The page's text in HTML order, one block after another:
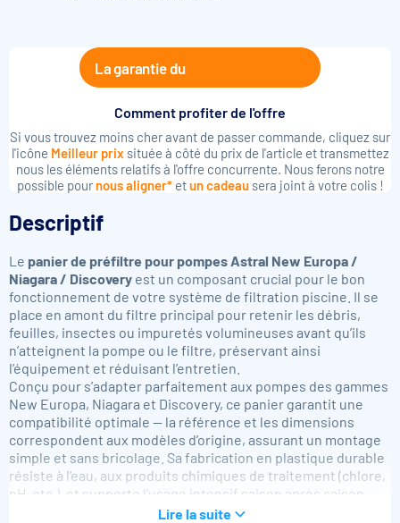
La garantie du
Comment profiter de l'offre
Si vous trouvez moins cher avant de passer commande, cliquez sur
l'icône Meilleur prixsituée à côté du prix de l'article et transmettez
nous les éléments relatifs à l'offre concurrente. Nous ferons notre
possible pour nous aligner*etun cadeausera joint à votre colis !
Descriptif
Le panier de préfiltre pour pompes Astral New Europa /
Niagara / Discovery est un composant crucial pour le bon
fonctionnement de votre système de filtration piscine. Il se
place en amont du filtre principal pour retenir les débris,
feuilles, insectes ou impuretés volumineuses avant qu’ils
n’atteignent la pompe ou le filtre, préservant ainsi
l’équipement et réduisant l’entretien.
Conçu pour s’adapter parfaitement aux pompes des gammes
New Europa, Niagara et Discovery, ce panier garantit une
compatibilité optimale — la référence et les dimensions
correspondent aux modèles d’origine, assurant un montage
simple et sans bricolage. Sa fabrication en plastique durable
résiste à l’eau, aux produits chimiques de traitement (chlore,
pH, etc.), et supporte l’usage intensif saison après saison.
Grâce à sa maille bien calibrée, le panier permet un passage
Lire la suite